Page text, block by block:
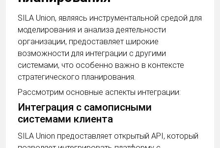
SILA Union, являясь инструментальной средой для
моделирования и анализа деятельности
организации, предоставляет широкие
возможности для интеграции с другими
системами, что особенно важно в контексте
стратегического планирования.
Рассмотрим основные аспекты интеграции:
Интеграция с самописными
системами клиента
SILA Union предоставляет открытый API, который